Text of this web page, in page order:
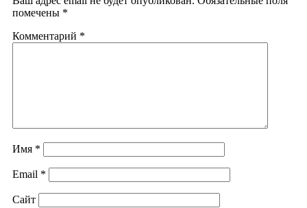
помечены *
Комментарий *
Имя *
Email *
Сайт